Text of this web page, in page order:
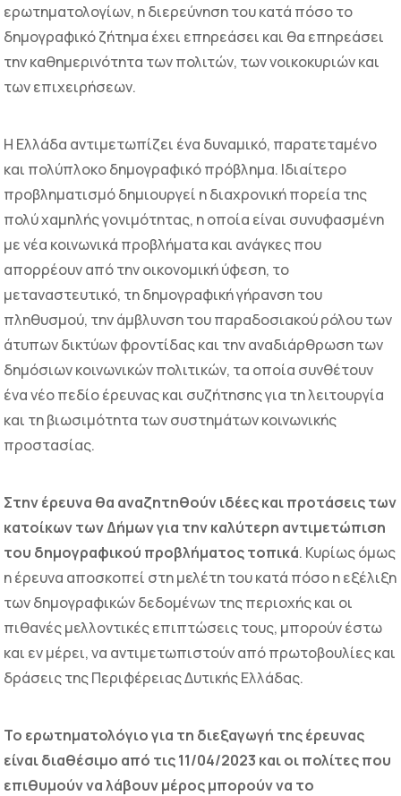
ερωτηματολογίων, η διερεύνηση του κατά πόσο το
δημογραφικό ζήτημα έχει επηρεάσει και θα επηρεάσει
την καθημερινότητα των πολιτών, των νοικοκυριών και
των επιχειρήσεων.
Η Ελλάδα αντιμετωπίζει ένα δυναμικό, παρατεταμένο
και πολύπλοκο δημογραφικό πρόβλημα. Ιδιαίτερο
προβληματισμό δημιουργεί η διαχρονική πορεία της
πολύ χαμηλής γονιμότητας, η οποία είναι συνυφασμένη
με νέα κοινωνικά προβλήματα και ανάγκες που
απορρέουν από την οικονομική ύφεση, το
μεταναστευτικό, τη δημογραφική γήρανση του
πληθυσμού, την άμβλυνση του παραδοσιακού ρόλου των
άτυπων δικτύων φροντίδας και την αναδιάρθρωση των
δημόσιων κοινωνικών πολιτικών, τα οποία συνθέτουν
ένα νέο πεδίο έρευνας και συζήτησης για τη λειτουργία
και τη βιωσιμότητα των συστημάτων κοινωνικής
προστασίας.
Στην έρευνα θα αναζητηθούν ιδέες και προτάσεις των
κατοίκων των Δήμων για την καλύτερη αντιμετώπιση
του δημογραφικού προβλήματος τοπικά. Κυρίως όμως
η έρευνα αποσκοπεί στη μελέτη του κατά πόσο η εξέλιξη
των δημογραφικών δεδομένων της περιοχής και οι
πιθανές μελλοντικές επιπτώσεις τους, μπορούν έστω
και εν μέρει, να αντιμετωπιστούν από πρωτοβουλίες και
δράσεις της Περιφέρειας Δυτικής Ελλάδας.
Το ερωτηματολόγιο για τη διεξαγωγή της έρευνας
είναι διαθέσιμο από τις 11/04/2023 και οιπολίτες που
επιθυμούν να λάβουν μέρος μπορούν να το